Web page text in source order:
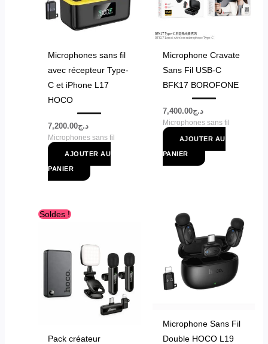
Microphones sans fil
avec récepteur Type-
C et iPhone L17
HOCO
د.ج7,200.00
Microphones sans fil
AJOUTER AU
PANIER
Microphone Cravate
Sans Fil USB-C
BFK17 BOROFONE
د.ج7,400.00
Microphones sans fil
AJOUTER AU
PANIER
Soldes !
Pack créateur
Le
prix
Microphone Sans Fil
Double HOCO L19